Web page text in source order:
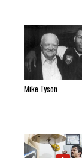
Mike Tyson